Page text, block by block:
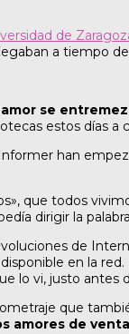
de
a tiempo
se
estos días a
han
que todos
dirigir la
de
en la
lo vi, justo antes
que
amores de